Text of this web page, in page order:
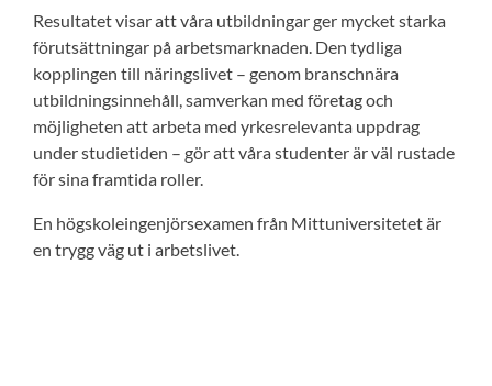
Resultatet visar att våra utbildningar ger mycket starka
förutsättningar på arbetsmarknaden. Den tydliga
kopplingen till näringslivet – genom branschnära
utbildningsinnehåll, samverkan med företag och
möjligheten att arbeta med yrkesrelevanta uppdrag
under studietiden – gör att våra studenter är väl rustade
för sina framtida roller.
En högskoleingenjörsexamen från Mittuniversitetet är
en trygg väg ut i arbetslivet.